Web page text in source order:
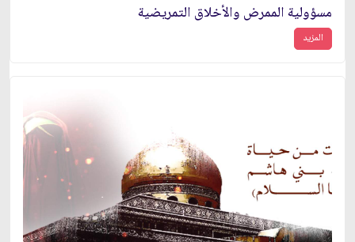
مسؤولية الممرض والأخلاق التمريضية
المزيد